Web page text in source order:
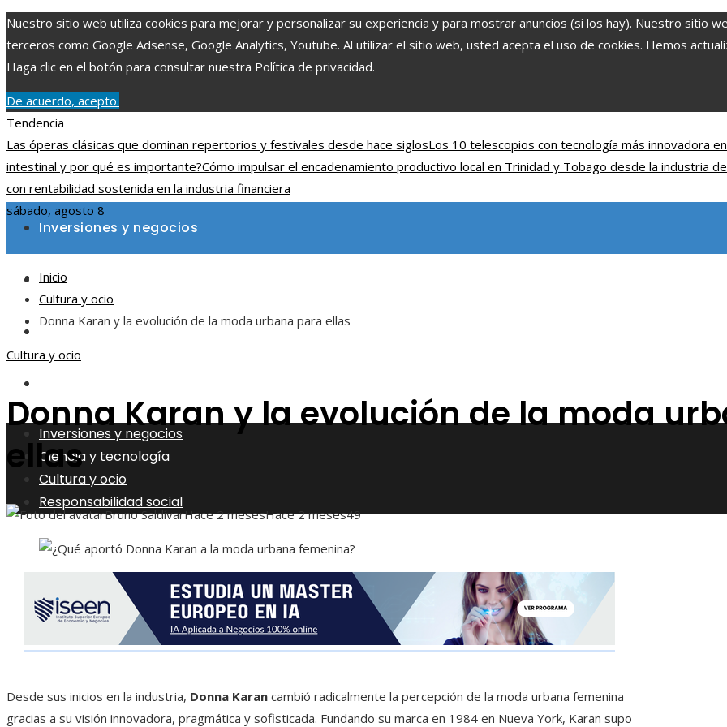
Nuestro sitio web utiliza cookies para mejorar y personalizar su experiencia y para mostrar anuncios (si los hay). Nuestro sitio
terceros como Google Adsense, Google Analytics, Youtube. Al utilizar el sitio web, usted acepta el uso de cookies. Hemos
Haga clic en el botón para consultar nuestra Política de privacidad.
De acuerdo, acepto.
Tendencia
Las óperas clásicas que dominan repertorios y festivales desde hace siglosLos 10 telescopios con tecnología más innovadora
intestinal y por qué es importante?Cómo impulsar el encadenamiento productivo local en Trinidad y Tobago desde la industria
con rentabilidad sostenida en la industria financiera
sábado, agosto 8
Inversiones y negocios
Ciencia y tecnología
Cultura y ocio
Inversiones y negocios
Ciencia y tecnología
Cultura y ocio
Responsabilidad social
Inicio
Cultura y ocio
Donna Karan y la evolución de la moda urbana para ellas
Cultura y ocio
Donna Karan y la evolución de la moda
ellas
Bruno SaldívarHace 2 mesesHace 2 meses49
Desde sus inicios en la industria, Donna Karan cambió radicalmente la percepción de la moda urbana femenina
gracias a su visión innovadora, pragmática y sofisticada. Fundando su marca en 1984 en Nueva York, Karan supo